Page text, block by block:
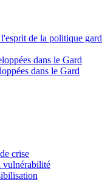
de la politique
dans le Gard
dans le Gard
crise
vulnérabilité